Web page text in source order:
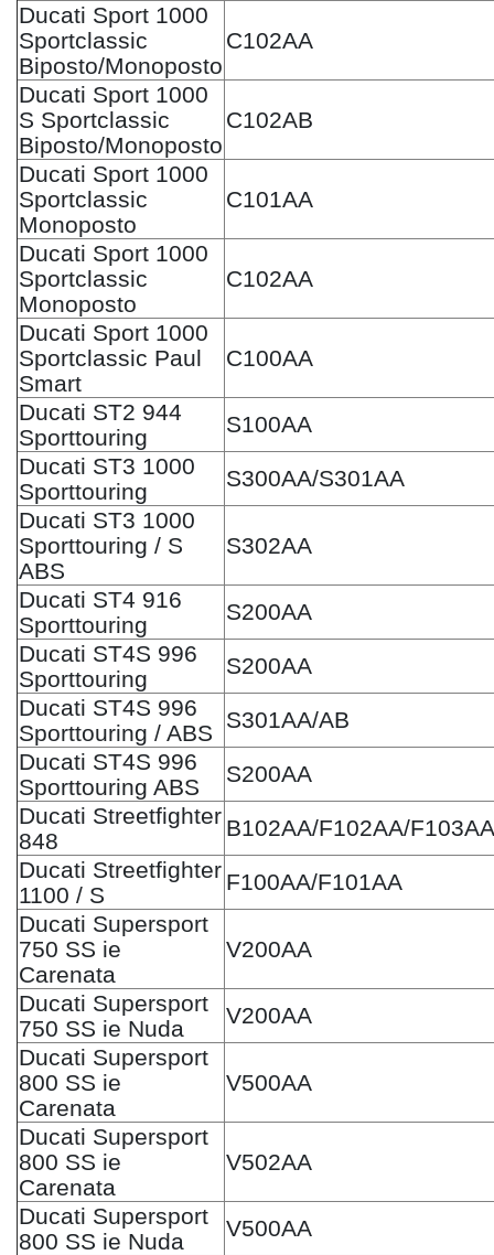
Ducati Sport 1000
Sportclassic
Biposto/Monoposto
C102AA
Ducati Sport 1000
S Sportclassic
Biposto/Monoposto
C102AB
Ducati Sport 1000
Sportclassic
Monoposto
C101AA
Ducati Sport 1000
Sportclassic
Monoposto
C102AA
Ducati Sport 1000
Sportclassic Paul
Smart
C100AA
Ducati ST2 944
Sporttouring
S100AA
Ducati ST3 1000
Sporttouring
S300AA/S301AA
Ducati ST3 1000
Sporttouring / S
ABS
S302AA
Ducati ST4 916
Sporttouring
S200AA
Ducati ST4S 996
Sporttouring
S200AA
Ducati ST4S 996
Sporttouring / ABS
S301AA/AB
Ducati ST4S 996
Sporttouring ABS
S200AA
Ducati Streetfighter
848
B102AA/F102AA/
Ducati Streetfighter
1100 / S
F100AA/F101AA
Ducati Supersport
750 SS ie
Carenata
V200AA
Ducati Supersport
750 SS ie Nuda
V200AA
Ducati Supersport
800 SS ie
Carenata
V500AA
Ducati Supersport
800 SS ie
Carenata
V502AA
Ducati Supersport
800 SS ie Nuda
V500AA